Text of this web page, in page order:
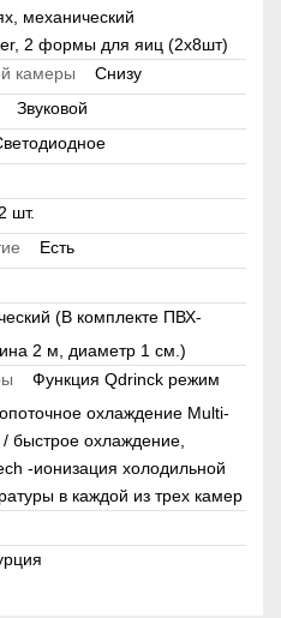
механический
2 формы для яиц (2х8шт)
камеры
Снизу
Звуковой
шт.
Есть
(В комплекте ПВХ-
2 м, диаметр 1 см.)
Функция Qdrinck режим
охлаждение Multi-
быстрое охлаждение,
-ионизация холодильной
в каждой из трех камер